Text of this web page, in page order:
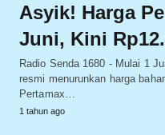
Asyik! Harga
Juni, Kini
Radio Senda 1680 - Mulai 1
resmi menurunkan harga
Pertamax…
1 tahun ago